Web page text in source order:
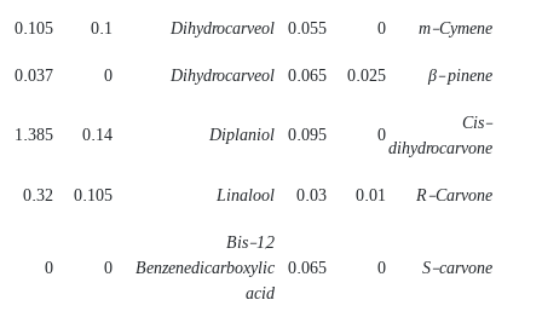
m-Cymene
0
0.055
Dihydrocarveol
0.1
0.105
β- pinene
0.025
0.065
Dihydrocarveol
0
0.037
Cis-
dihydrocarvone
0
0.095
Diplaniol
0.14
1.385
R-Carvone
0.01
0.03
Linalool
0.105
0.32
S-carvone
0
0.065
Bis-1,2
Benzenedicarboxylic
acid
0
0